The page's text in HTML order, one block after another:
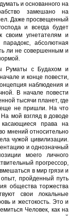
и основанного на
замешано на
Даже просвещенный
и всегда будет
своим угнетателям и
абсолютная
ли не совершенным и
Руматы с Будахом и
и конце повести,
наблюдения и
В начале повести
тысячи планет, где
не пришли. На что
мой взгляд в доводе
права на
мнений относительно
чужой цивилизации.
и однозначный
моего личного
прогрессор,
в мир грязи и
пройденный путь
общества торжества
свои локальные
и жестокость. Это и
Человек, как на